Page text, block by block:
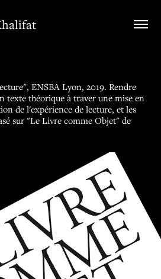
ENSBA Lyon, 2019. Rendre
texte théorique à traver une mise en
de l'expérience de lecture, et les
sur "Le Livre comme Objet" de